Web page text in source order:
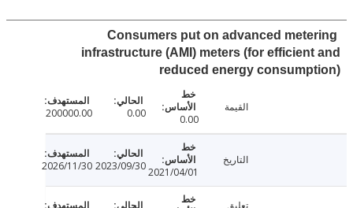
Consumers put on advanced
infrastructure (AMI) meters (for
reduced energy
0.00
200000.00
2021/04/01
2023/09/30
2026/11/30